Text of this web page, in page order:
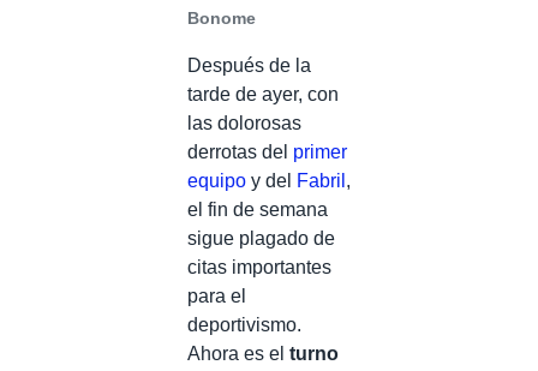
Bonome
Después de la
tarde de ayer, con
las dolorosas
derrotas del primer
equipo y del Fabril ,
el fin de semana
sigue plagado de
citas importantes
para el
deportivismo.
Ahora es el turno